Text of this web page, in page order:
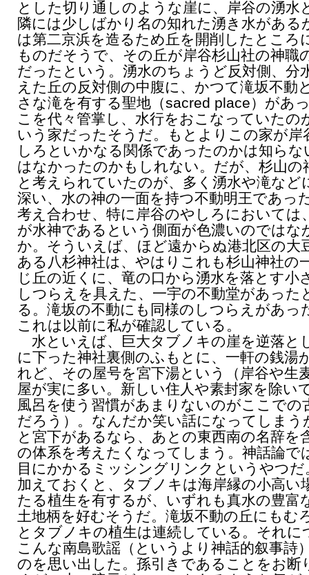
とした切り通しのような崖に、岸谷の湧水
隣には少しばかり名の知れた湧き水がある
は第二京浜を造るため丘を開削したところ
ものだそうで、その丘が岸谷杉山社の神職
だったという。湧水のちょうど反対側、分
えた丘の反対側の中腹に、かつて滝坂不動
さな滝を有する聖地（sacred place）があ
こを代々管掌し、水行をおこなっていたの
いう家だったそうだ。もとよりこの家が岸
しろといかなる関係であったのかは知らな
はなかったのかもしれない。だが、杉山の
と考えられていたのが、多く湧水や滝など
深い、水の神の一面を持つ不動明王であっ
考え合わせ、特に岸谷のやしろにおいては
が水神であるという側面が色濃いのではな
か。そういえば、ほど遠からぬ港北区の大
ある八杉神社は、やはりこれも杉山神社の
じ丘の近くに、竜の口から湧水を落とす小
しつらえを具えた、一宇の不動堂があった
る。滝坂の不動にも同様のしつらえがあっ
これは以前に私が確認している。
水といえば、巨大タブノキの崖を逆落と
に下った神社裏側のふもとに、一軒の銭湯
れど、その屋号を宮下湯という（岸谷や生
屋が実に多い。新しい住人や素封家を除い
風呂を使う習慣があまりないのがここでの
だろう）。なんだか笑い話になってしまう
と宮下があるなら、あとの東西南の名辞を
の体系を考えたくなってしまう。神話論で
目にかかるミッシングリンクというやつだ
加えておくと、タブノキは海岸縁の小高い
たる植生を有するが、いずれも真水の豊富
土地柄を好むそうだ。滝坂不動の丘にもむ
とタブノキの植生は連続している。それに
こんな南島歌謡（というより神話的叙事詩
のを思い出した。孫引きであることをお断